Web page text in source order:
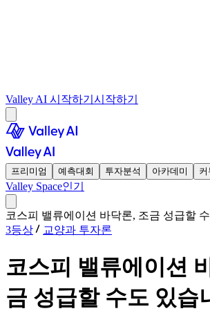
Valley AI 시작하기 시작하기
프리미엄 예측대회 투자분석 아카데미 커
Valley Space인기
코스피 밸류에이션 바닥론, 조금 성급할
3등상
교양과 투자론
코스피 밸류에이션
금 성급할 수도 있습